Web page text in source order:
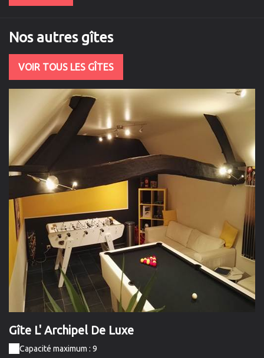
Nos autres gîtes
VOIR TOUS LES GÎTES
Gîte L' Archipel De Luxe
Capacité maximum : 9